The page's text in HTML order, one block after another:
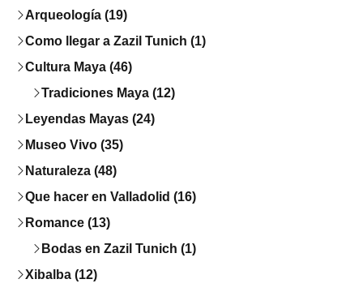
Arqueología (19)
Como llegar a Zazil Tunich (1)
Cultura Maya (46)
Tradiciones Maya (12)
Leyendas Mayas (24)
Museo Vivo (35)
Naturaleza (48)
Que hacer en Valladolid (16)
Romance (13)
Bodas en Zazil Tunich (1)
Xibalba (12)